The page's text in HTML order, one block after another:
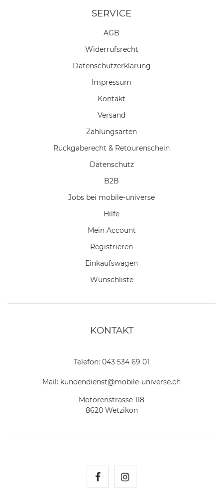
SERVICE
AGB
Widerrufs­recht
Daten­schutz­erklärung
Impressum
Kontakt
Versand
Zahlungsarten
Rückgaberecht & Retourenschein
Datenschutz
B2B
Jobs bei mobile-universe
Hilfe
Mein Account
Registrieren
Einkaufswagen
Wunschliste
KONTAKT
Telefon: 043 534 69 01
Mail: kundendienst@mobile-universe.ch
Motorenstrasse 118
8620 Wetzikon